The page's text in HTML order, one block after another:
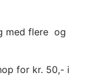
med flere og
for kr. 50,- i